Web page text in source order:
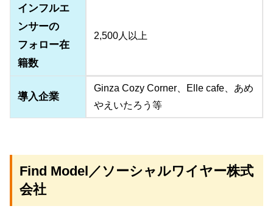
インフルエ
ンサーの
フォロー在
籍数
2,500人以上
導入企業
Ginza Cozy Corner、Elle cafe、あめ
やえいたろう等
Find Model／ソーシャルワイヤー株式
会社